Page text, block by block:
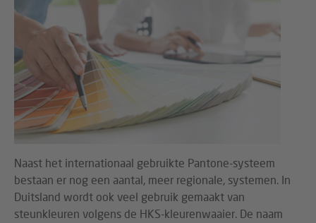
Naast het internationaal gebruikte Pantone-systeem
bestaan er nog een aantal, meer regionale, systemen. In
Duitsland wordt ook veel gebruik gemaakt van
steunkleuren volgens de HKS-kleurenwaaier. De naam